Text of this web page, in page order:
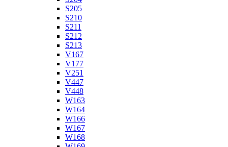
S205
S210
S211
S212
S213
V167
V177
V251
V447
V448
W163
W164
W166
W167
W168